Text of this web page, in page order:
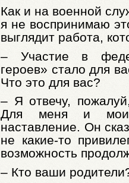
Как и на военной
я не воспринимаю
выглядит работа,
– Участие в
героев» стало для
Что это для вас?
– Я отвечу,
Для меня и моих
наставление. Он
не какие-то
возможность
– Кто ваши